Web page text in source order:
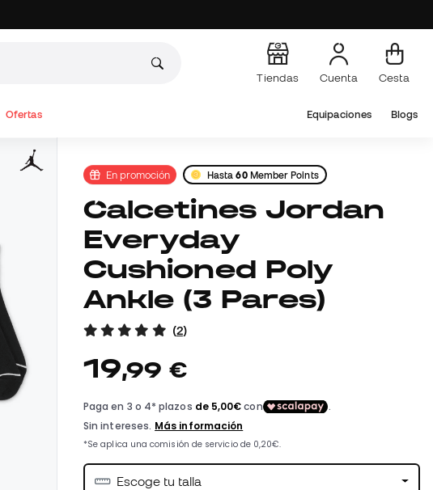
Tiendas Cuenta Cesta
Ofertas Equipaciones Blogs
En promoción Hasta60Member Points
Calcetines Jordan
Everyday
Cushioned Poly
Ankle (3 Pares)
(2)
19,99 €
Escoge tu talla